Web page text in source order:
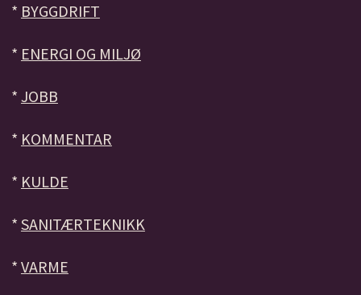
* BYGGDRIFT
* ENERGI OG MILJØ
* JOBB
* KOMMENTAR
* KULDE
* SANITÆRTEKNIKK
* VARME